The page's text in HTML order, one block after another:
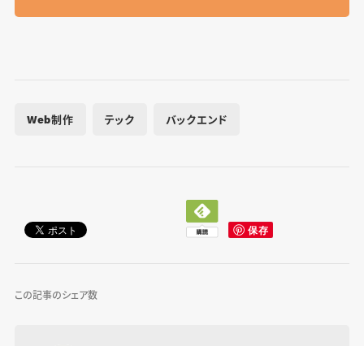
Web制作 テック バックエンド
この記事のシェア数